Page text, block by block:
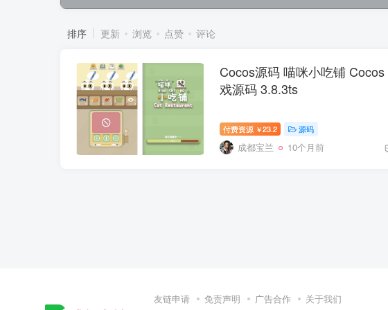
排序 更新 浏览 点赞 评论
Cocos源码 喵咪小吃铺
戏源码 3.8.3ts
付费资源 ￥23.2 源码
成都宝兰 10个月前
友链申请 免责声明 广告合作 关于我们